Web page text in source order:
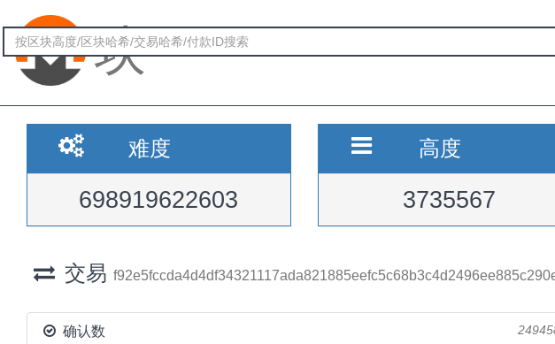
块
难度
698919622603
高度
3735567
交易
确认数